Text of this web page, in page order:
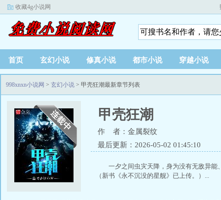
收藏4g小说网
首页 玄幻小说 修真小说 都市小说 穿越小说
998xnxn小说网 > 玄幻小说 > 甲壳狂潮最新章节列表
甲壳狂潮
作 者：金属裂纹
最后更新：2026-05-02 01:45:10
一夕之间虫灾天降，身为没有无敌异
（新书《永不沉没的星舰》已上传。）...